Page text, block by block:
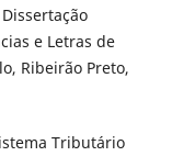
e Letras de
Ribeirão Preto,
Tributário